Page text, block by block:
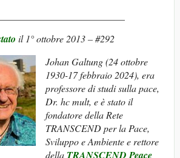
il 1° ottobre 2013 – #292
Johan Galtung (24 ottobre
1930-17 febbraio 2024), era
professore di studi sulla pace,
Dr. hc mult, e è stato il
fondatore della Rete
TRANSCEND per la Pace,
Sviluppo e Ambiente e rettore
della TRANSCEND Peace